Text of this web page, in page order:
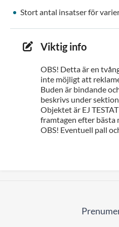
Stort antal insatser för
Viktig info
OBS! Detta är en
inte möjligt att
Buden är bindande
beskrivs under
Objektet är EJ
framtagen efter bästa
OBS! Eventuell pall